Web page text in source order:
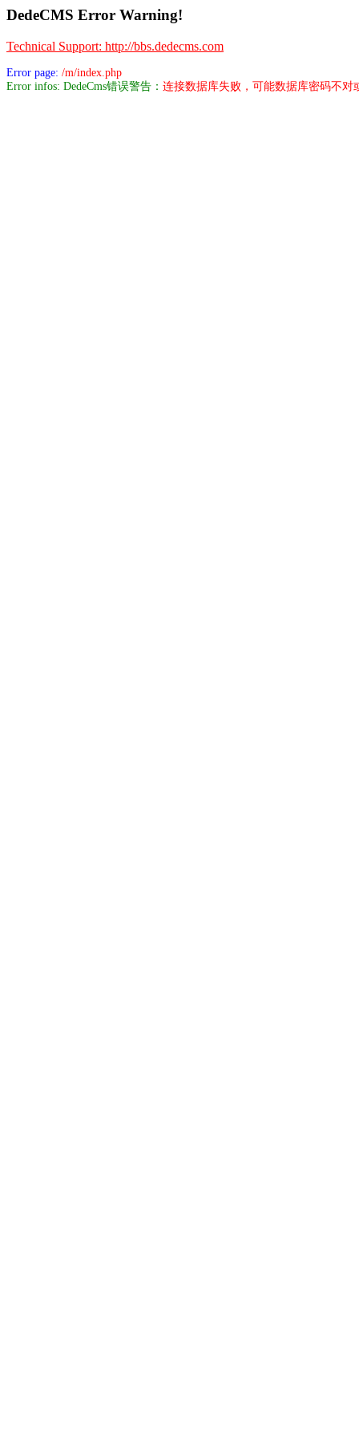
DedeCMS Error Warning!
Technical Support: http://bbs.dedecms.com
Error page: /m/index.php
Error infos: DedeCms错误警告： 连接数据库失败，可能数据库密码不对